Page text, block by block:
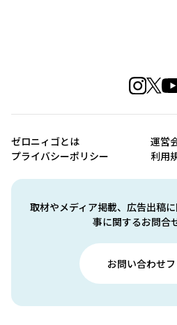
取材やメディア掲載、広告出稿
事に関するお問合
お問い合わせ
ゼロニィゴとは
運営
プライバシーポリシー
利用